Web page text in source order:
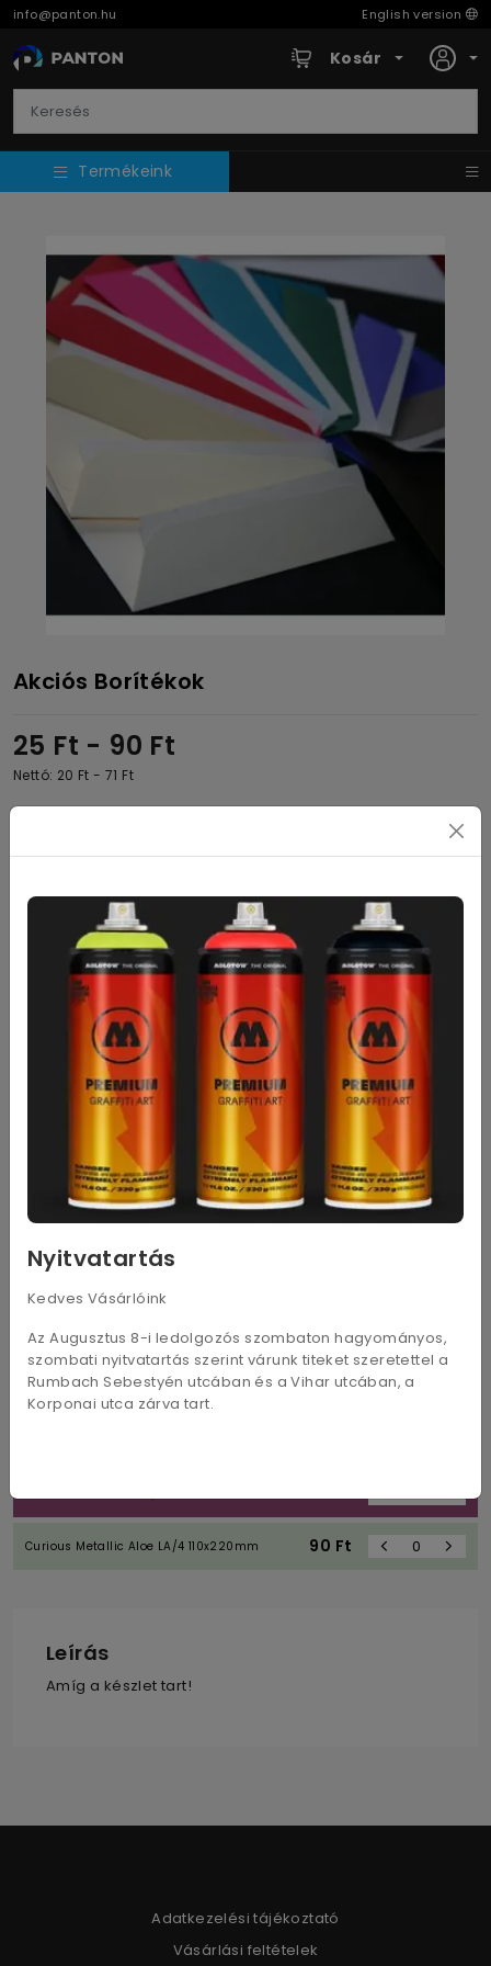
Nyitvatartás
Kedves Vásárlóink
Az Augusztus 8-i ledolgozós szombaton hagyományos,
szombati nyitvatartás szerint várunk titeket szeretettel a
Rumbach Sebestyén utcában és a Vihar utcában, a
Korponai utca zárva tart.
info@panton.hu English version
Kosár
Termékeink
Akciós Borítékok
25 Ft - 90 Ft
Nettó: 20 Ft - 71 Ft
14x14cm 80g Rózsaszín 25Ft
14x14xm 80g piros
16x16xm 80g citrom Ft
16x16xm 80g narancs Ft
16x16xm 80g piros Ft
Popset LA/4 Ultra Red
Rives Laid LA4 110x220mm Hófehér 50Ft
70Ft
Curious Metallic Abyss C/6 114x162mm 70Ft
Curious Metallic Electric Blue C/6 114x162mm 70Ft
90Ft
Curious Metallic Aloe LA/4 110x220mm 90 Ft
Leírás
Amíg a készlet tart!
Adatkezelési tájékoztató
Vásárlási feltételek